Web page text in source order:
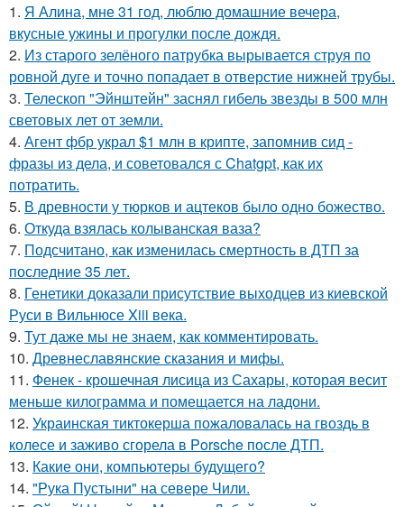
1. Я Алина, мне 31 год, люблю домашние вечера,
вкусные ужины и прогулки после дождя.
2. Из старого зелёного патрубка вырывается струя по
ровной дуге и точно попадает в отверстие нижней трубы.
3. Телескоп "Эйнштейн" заснял гибель звезды в 500 млн
световых лет от земли.
4. Агент фбр украл $1 млн в крипте, запомнив сид -
фразы из дела, и советовался с Chatgpt, как их
потратить.
5. В древности у тюрков и ацтеков было одно божество.
6. Откуда взялась колыванская ваза?
7. Подсчитано, как изменилась смертность в ДТП за
последние 35 лет.
8. Генетики доказали присутствие выходцев из киевской
Руси в Вильнюсе Xiii века.
9. Тут даже мы не знаем, как комментировать.
10. Древнеславянские сказания и мифы.
11. Фенек - крошечная лисица из Сахары, которая весит
меньше килограмма и помещается на ладони.
12. Украинская тиктокерша пожаловалась на гвоздь в
колесе и заживо сгорела в Porsche после ДТП.
13. Какие они, компьютеры будущего?
14. "Рука Пустыни" на севере Чили.